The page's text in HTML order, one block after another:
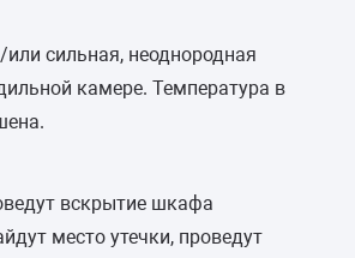
или сильная, неоднородная
камере. Температура в
вскрытие шкафа
место утечки, проведут